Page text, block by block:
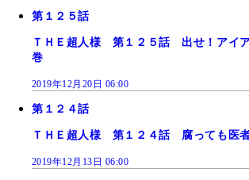
第１２５話
ＴＨＥ超人様 第１２５話 出せ！アイ
巻
2019年12月20日 06:00
第１２４話
ＴＨＥ超人様 第１２４話 腐っても医
2019年12月13日 06:00